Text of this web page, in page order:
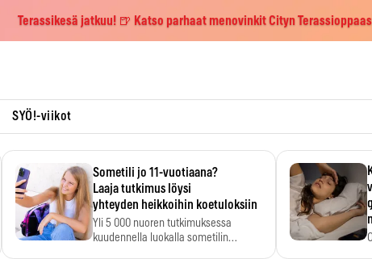
Terassikesä jatkuu! 🍺 Katso parhaat menovinkit Cityn
SYÖ!-viikot
Sometili jo 11-vuotiaana?
Laaja tutkimus löysi
yhteyden heikkoihin koetuloksiin
Yli 5 000 nuoren tutkimuksessa
kuudennella luokalla sometilin…